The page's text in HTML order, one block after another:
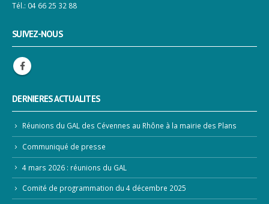
Tél.: 04 66 25 32 88
SUIVEZ-NOUS
DERNIERES ACTUALITES
Réunions du GAL des Cévennes au Rhône à la mairie des Plans
Communiqué de presse
4 mars 2026 : réunions du GAL
Comité de programmation du 4 décembre 2025